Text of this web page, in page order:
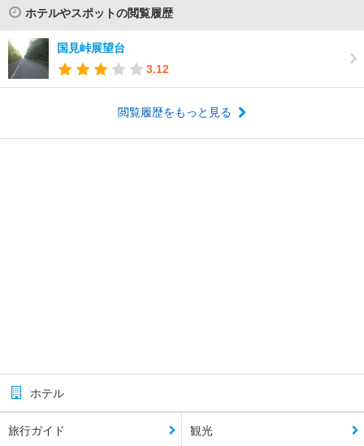
ホテルやスポットの閲覧履歴
国見峠展望台
3.12
閲覧履歴をもっと見る
ホテル
旅行ガイド 観光